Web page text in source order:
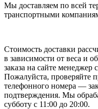
Мы доставляем по всей
транспортными
Стоимость доставки
в зависимости от веса и
заказа на сайте менеджер
Пожалуйста, проверяйте
телефонного номера —
подтверждения. Мы
субботу с 11:00 до 20:00.